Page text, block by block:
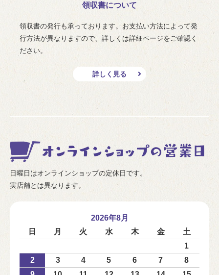
領収書について
領収書の発行も承っております。お支払い方法によって発
行方法が異なりますので、詳しくは詳細ページをご確認く
ださい。
詳しく見る
日曜日はオンラインショップの定休日です。
実店舗とは異なります。
2026年8月
日
月 火 水 木 金
土
1
2
3 4 5 6 7
8